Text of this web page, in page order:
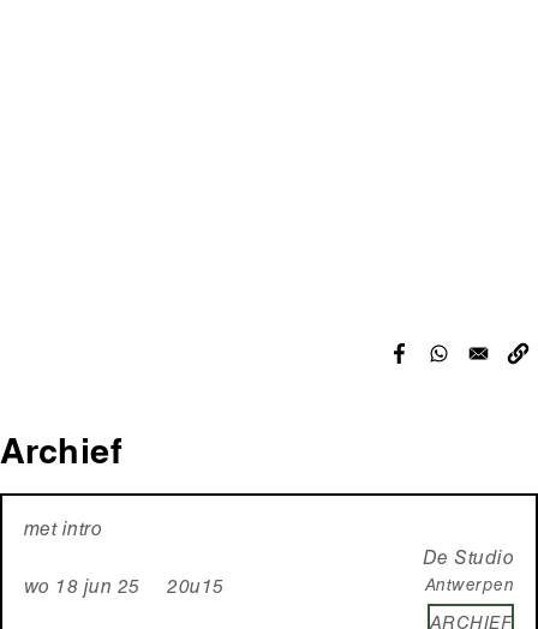
Archief
wo 18 jun 25 20u15
met intro
De Studio
Antwerpen
ARCHIEF